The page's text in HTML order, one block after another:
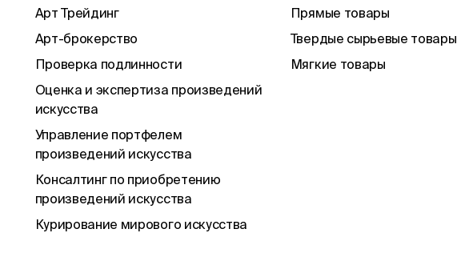
Арт Трейдинг
Арт-брокерство
Проверка подлинности
Оценка и экспертиза произведений
искусства
Управление портфелем
произведений искусства
Консалтинг по приобретению
произведений искусства
Курирование мирового искусства
Прямые товары
Твердые сырьевые товары
Мягкие товары